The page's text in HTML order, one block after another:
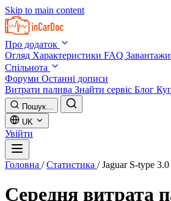
Skip to main content
Про додаток
Огляд Характеристики FAQ
Спільнота
Форуми Останні дописи
Витрати палива Знайти сервіс Блог
Пошук...
UK
Увійти
Головна / Статистика / Jaguar S-type
Середня витрата